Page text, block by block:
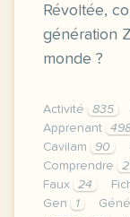
Révoltée,
génération
monde ?
Activité 835
Apprenant
Cavilam
90
Comprendre
Faux
24
Gen
1